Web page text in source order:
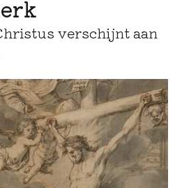
verschijnt aan